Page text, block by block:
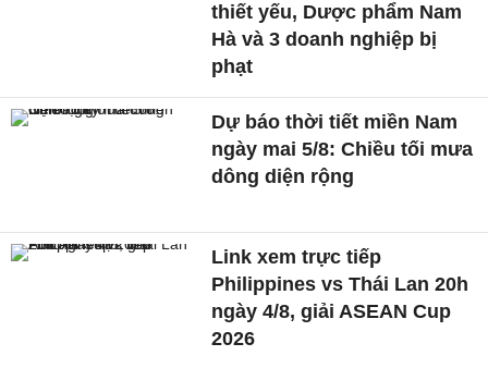
thiết yếu, Dược phẩm Nam
Hà và 3 doanh nghiệp bị
phạt
Dự báo thời tiết miền Nam
ngày mai 5/8: Chiều tối mưa
dông diện rộng
Link xem trực tiếp
Philippines vs Thái Lan 20h
ngày 4/8, giải ASEAN Cup
2026